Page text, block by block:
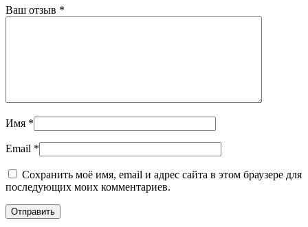
Ваш отзыв *
Имя *
Email *
Сохранить моё имя, email и адрес сайта в этом браузере для
последующих моих комментариев.